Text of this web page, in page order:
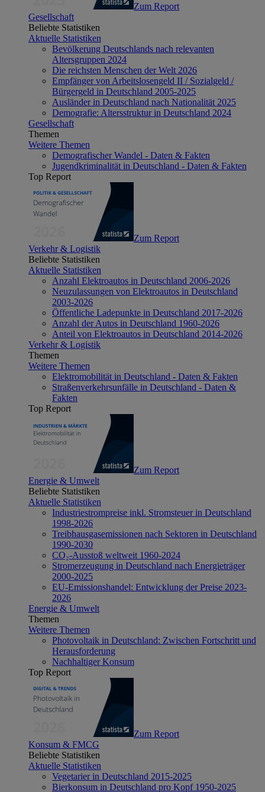
Zum Report
Gesellschaft
Beliebte Statistiken
Aktuelle Statistiken
Bevölkerung Deutschlands nach relevanten
Altersgruppen 2024
Die reichsten Menschen der Welt 2026
Empfänger von Arbeitslosengeld II / Sozialgeld /
Bürgergeld in Deutschland 2005-2025
Ausländer in Deutschland nach Nationalität 2025
Demografie: Altersstruktur in Deutschland 2024
Gesellschaft
Themen
Weitere Themen
Demografischer Wandel - Daten & Fakten
Jugendkriminalität in Deutschland - Daten & Fakten
Top Report
Zum Report
Verkehr & Logistik
Beliebte Statistiken
Aktuelle Statistiken
Anzahl Elektroautos in Deutschland 2006-2026
Neuzulassungen von Elektroautos in Deutschland
2003-2026
Öffentliche Ladepunkte in Deutschland 2017-2026
Anzahl der Autos in Deutschland 1960-2026
Anteil von Elektroautos in Deutschland 2014-2026
Verkehr & Logistik
Themen
Weitere Themen
Elektromobilität in Deutschland - Daten & Fakten
Straßenverkehrsunfälle in Deutschland - Daten &
Fakten
Top Report
Zum Report
Energie & Umwelt
Beliebte Statistiken
Aktuelle Statistiken
Industriestrompreise inkl. Stromsteuer in Deutschland
1998-2026
Treibhausgasemissionen nach Sektoren in Deutschland
1990-2030
CO₂-Ausstoß weltweit 1960-2024
Stromerzeugung in Deutschland nach Energieträger
2000-2025
EU-Emissionshandel: Entwicklung der Preise 2023-
2026
Energie & Umwelt
Themen
Weitere Themen
Photovoltaik in Deutschland: Zwischen Fortschritt und
Herausforderung
Nachhaltiger Konsum
Top Report
Zum Report
Konsum & FMCG
Beliebte Statistiken
Aktuelle Statistiken
Vegetarier in Deutschland 2015-2025
Bierkonsum in Deutschland pro Kopf 1950-2025